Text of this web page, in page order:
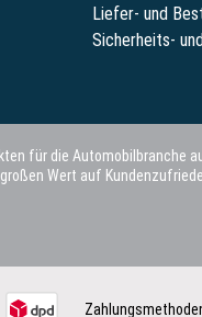
Liefer- und
Sicherheits-
für die
Wert auf